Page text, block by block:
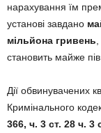
нарахування їм
установі завдано
мільйона гривень
становить майже
Дії обвинувачених
Кримінального
366, ч. 3 ст. 28 ч. 3